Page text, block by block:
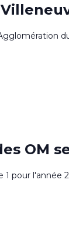
OM
1 pour l'année